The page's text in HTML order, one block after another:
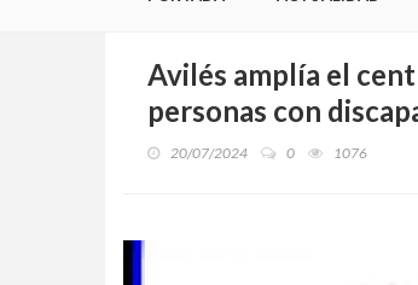
Avilés amplía el
personas con
20/07/2024 0 1076